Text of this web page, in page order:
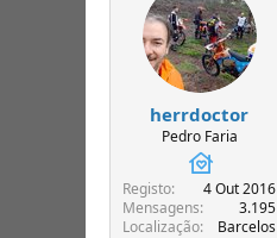
herrdoctor
Pedro Faria
Registo
4 Out 2016
Mensagens
3.195
Localização
Barcelos